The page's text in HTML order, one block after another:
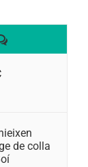
Comentaris
de colla